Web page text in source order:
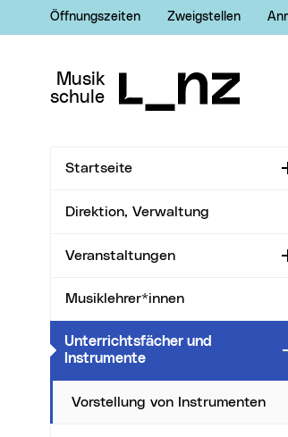
Zur Navigation
Zum Inhalt
Zur Suche
Öffnungszeiten Zweigstellen
Musik
schule
Startseite
Direktion, Verwaltung
Veranstaltungen
Musiklehrer*innen
Unterrichtsfächer und
Instrumente(aktueller Menüpunkt)
Vorstellung von Instrumenten